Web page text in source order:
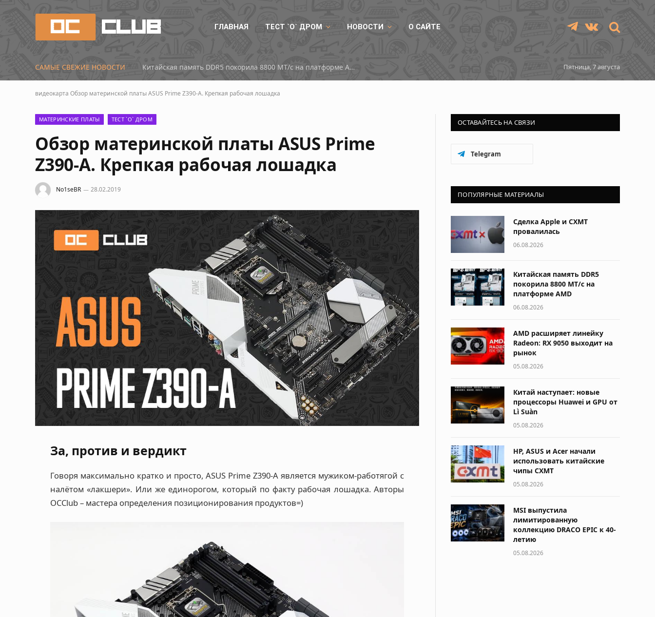
ГЛАВНАЯ ТЕСТ `О` ДРОМ НОВОСТИ О САЙТЕ TelegramVKontakte
САМЫЕ СВЕЖИЕ НОВОСТИ Китайская память DDR5 покорила 8800 МТ/с на платформе AMD Пятница, 7 августа
видеокарта Обзор материнской платы ASUS Prime Z390-A. Крепкая рабочая лошадка
МАТЕРИНСКИЕ ПЛАТЫ ТЕСТ `О` ДРОМ
Обзор материнской платы ASUS Prime
Z390-A. Крепкая рабочая лошадка
No1seBR 28.02.2019
За, против и вердикт
Говоря максимально кратко и просто, ASUS Prime Z390-A является мужиком-работягой с
налётом «лакшери». Или же единорогом, который по факту рабочая лошадка. Авторы
OCClub – мастера определения позиционирования продуктов=)
ОСТАВАЙТЕСЬ НА СВЯЗИ
Telegram
ПОПУЛЯРНЫЕ МАТЕРИАЛЫ
Сделка Apple и CXMT
провалилась
06.08.2026
Китайская память DDR5
покорила 8800 МТ/с на
платформе AMD
06.08.2026
AMD расширяет линейку
Radeon: RX 9050 выходит на
рынок
05.08.2026
Китай наступает: новые
процессоры Huawei и GPU от
Lì Suàn
05.08.2026
HP, ASUS и Acer начали
использовать китайские
чипы CXMT
05.08.2026
MSI выпустила
лимитированную
коллекцию DRACO EPIC к 40-
летию
05.08.2026